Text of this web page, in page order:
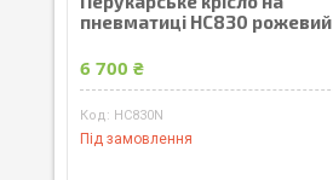
пневматиці HC830 рожевий
6 700 ₴
HC830N
Під замовлення